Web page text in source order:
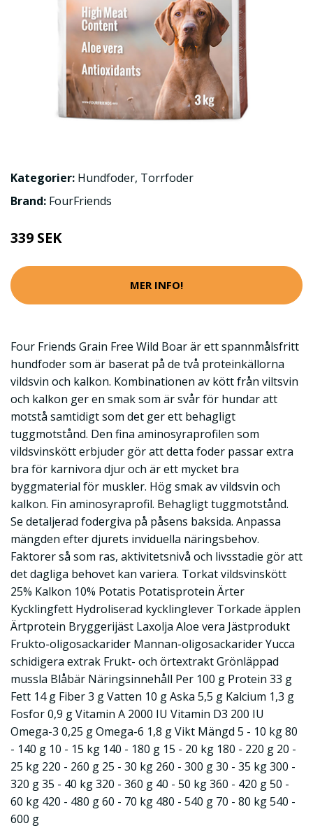
Kategorier: Hundfoder, Torrfoder
Brand: FourFriends
339 SEK
MER INFO!
Four Friends Grain Free Wild Boar är ett spannmålsfritt
hundfoder som är baserat på de två proteinkällorna
vildsvin och kalkon. Kombinationen av kött från viltsvin
och kalkon ger en smak som är svår för hundar att
motstå samtidigt som det ger ett behagligt
tuggmotstånd. Den fina aminosyraprofilen som
vildsvinskött erbjuder gör att detta foder passar extra
bra för karnivora djur och är ett mycket bra
byggmaterial för muskler. Hög smak av vildsvin och
kalkon. Fin aminosyraprofil. Behagligt tuggmotstånd.
Se detaljerad fodergiva på påsens baksida. Anpassa
mängden efter djurets inviduella näringsbehov.
Faktorer så som ras, aktivitetsnivå och livsstadie gör att
det dagliga behovet kan variera. Torkat vildsvinskött
25% Kalkon 10% Potatis Potatisprotein Ärter
Kycklingfett Hydroliserad kycklinglever Torkade äpplen
Ärtprotein Bryggerijäst Laxolja Aloe vera Jästprodukt
Frukto-oligosackarider Mannan-oligosackarider Yucca
schidigera extrak Frukt- och örtextrakt Grönläppad
mussla Blåbär Näringsinnehåll Per 100 g Protein 33 g
Fett 14 g Fiber 3 g Vatten 10 g Aska 5,5 g Kalcium 1,3 g
Fosfor 0,9 g Vitamin A 2000 IU Vitamin D3 200 IU
Omega-3 0,25 g Omega-6 1,8 g Vikt Mängd 5 - 10 kg 80
- 140 g 10 - 15 kg 140 - 180 g 15 - 20 kg 180 - 220 g 20 -
25 kg 220 - 260 g 25 - 30 kg 260 - 300 g 30 - 35 kg 300 -
320 g 35 - 40 kg 320 - 360 g 40 - 50 kg 360 - 420 g 50 -
60 kg 420 - 480 g 60 - 70 kg 480 - 540 g 70 - 80 kg 540 -
600 g